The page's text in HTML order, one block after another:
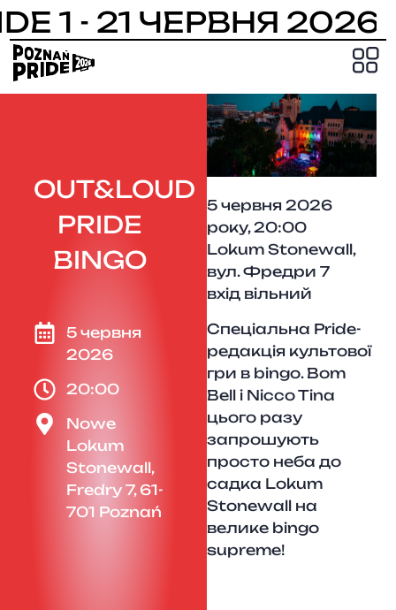
1 - 21 ЧЕРВНЯ 2026
OUT&LOUD
PRIDE
BINGO
5 червня
2026
20:00
Nowe
Lokum
Stonewall,
Fredry 7, 61-
701 Poznań
5 червня 2026
року, 20:00
Lokum Stonewall,
вул. Фредри 7
вхід вільний
Спеціальна Pride-
редакція культової
гри в bingo. Bom
Bell і Nicco Tina
цього разу
запрошують
просто неба до
садка Lokum
Stonewall на
велике bingo
supreme!